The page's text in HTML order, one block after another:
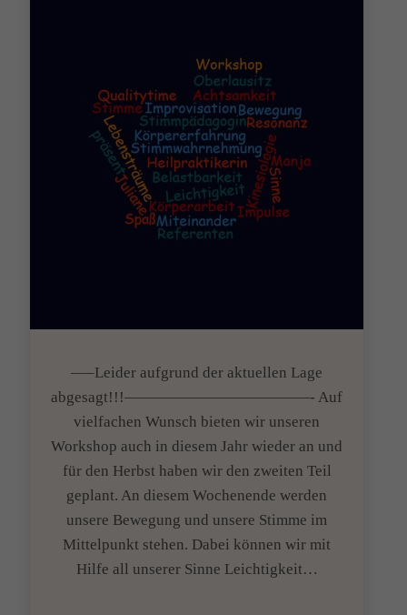
—–Leider aufgrund der aktuellen Lage
abgesagt!!!————————————- Auf
vielfachen Wunsch bieten wir unseren
Workshop auch in diesem Jahr wieder an und
für den Herbst haben wir den zweiten Teil
geplant. An diesem Wochenende werden
unsere Bewegung und unsere Stimme im
Mittelpunkt stehen. Dabei können wir mit
Hilfe all unserer Sinne Leichtigkeit…